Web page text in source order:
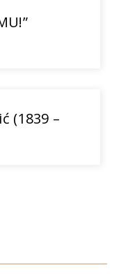
(1839 –